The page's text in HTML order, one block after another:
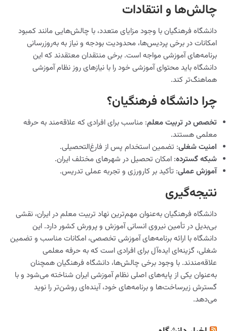
چالش‌ها و انتقادات
دانشگاه فرهنگیان با وجود مزایای متعدد، با چالش‌هایی مانند کمبود
امکانات در برخی پردیس‌ها، محدودیت بودجه و نیاز به به‌روزرسانی
برنامه‌های آموزشی مواجه است. برخی منتقدان معتقدند که این
دانشگاه باید محتوای آموزشی خود را با نیازهای روز نظام آموزشی
هماهنگ‌تر کند.
چرا دانشگاه فرهنگیان؟
تخصص در تربیت معلم: مناسب برای افرادی که علاقه‌مند به حرفه
معلمی هستند.
امنیت شغلی: تضمین استخدام پس از فارغ‌التحصیلی.
شبکه گسترده: امکان تحصیل در شهرهای مختلف ایران.
آموزش عملی: تأکید بر کارورزی و تجربه عملی تدریس.
نتیجه‌گیری
دانشگاه فرهنگیان به‌عنوان مهم‌ترین نهاد تربیت معلم در ایران، نقشی
بی‌بدیل در تأمین نیروی انسانی آموزش و پرورش کشور دارد. این
دانشگاه با ارائه برنامه‌های آموزشی تخصصی، امکانات مناسب و تضمین
شغلی، گزینه‌ای ایده‌آل برای افرادی است که به حرفه معلمی
علاقه‌مندند. با وجود برخی چالش‌ها، دانشگاه فرهنگیان همچنان
به‌عنوان یکی از پایه‌های اصلی نظام آموزشی ایران شناخته می‌شود و با
گسترش زیرساخت‌ها و برنامه‌های خود، آینده‌ای روشن‌تر را نوید
می‌دهد.